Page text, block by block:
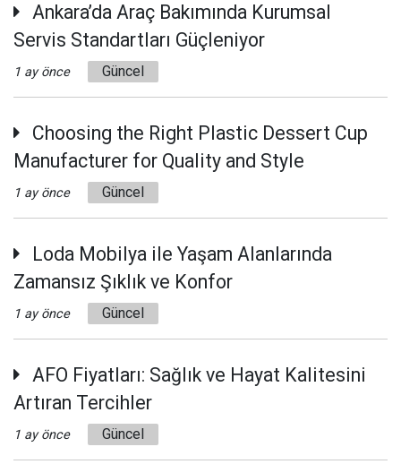
Ankara’da Araç Bakımında Kurumsal
Servis Standartları Güçleniyor
1 ay önce Güncel
Choosing the Right Plastic Dessert Cup
Manufacturer for Quality and Style
1 ay önce Güncel
Loda Mobilya ile Yaşam Alanlarında
Zamansız Şıklık ve Konfor
1 ay önce Güncel
AFO Fiyatları: Sağlık ve Hayat Kalitesini
Artıran Tercihler
1 ay önce Güncel